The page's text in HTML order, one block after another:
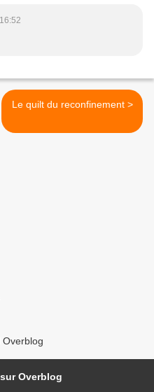
Le quilt du reconfinement >
Overblog
Overblog